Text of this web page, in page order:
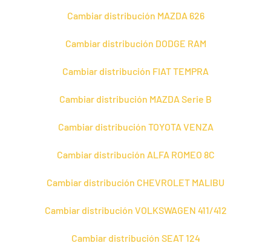
Cambiar distribución MAZDA 626
Cambiar distribución DODGE RAM
Cambiar distribución FIAT TEMPRA
Cambiar distribución MAZDA Serie B
Cambiar distribución TOYOTA VENZA
Cambiar distribución ALFA ROMEO 8C
Cambiar distribución CHEVROLET MALIBU
Cambiar distribución VOLKSWAGEN 411/412
Cambiar distribución SEAT 124